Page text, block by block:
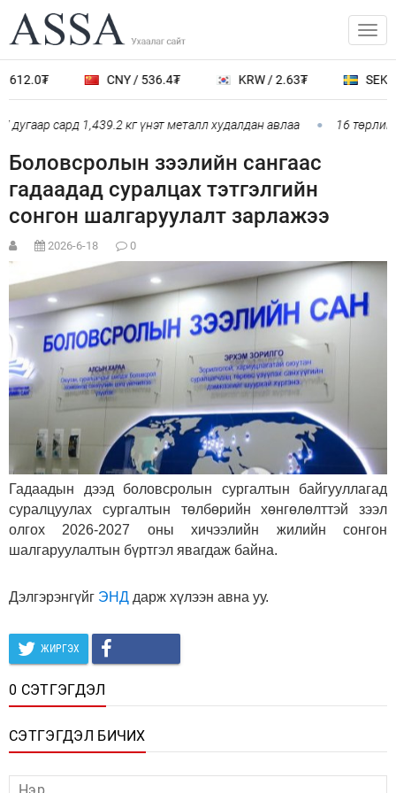
CNY / 536.4₮ KRW / 2.63₮ SEK /
сард 1,439.2 кг үнэт металл худалдан авлаа 16
Боловсролын зээлийн сангаас
гадаадад суралцах тэтгэлгийн
сонгон шалгаруулалт зарлажээ
2026-6-18 0
Гадаадын дээд боловсролын сургалтын байгууллагад
суралцуулах сургалтын төлбөрийн хөнгөлөлттэй зээл
олгох 2026-2027 оны хичээлийн жилийн сонгон
шалгаруулалтын бүртгэл явагдаж байна.
Дэлгэрэнгүйг ЭНД дарж хүлээн авна уу.
ЖИРГЭХ
0 СЭТГЭГДЭЛ
СЭТГЭГДЭЛ БИЧИХ